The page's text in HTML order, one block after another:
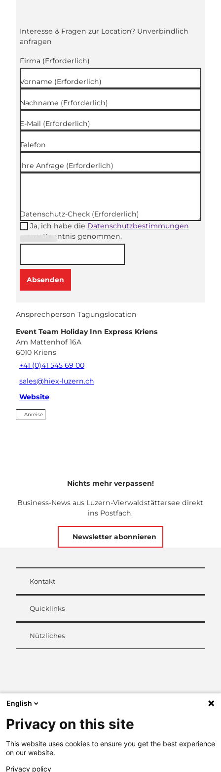
Interesse & Fragen zur Location? Unverbindlich
anfragen
Firma (Erforderlich)
Vorname (Erforderlich)
Nachname (Erforderlich)
E-Mail (Erforderlich)
Telefon
Ihre Anfrage (Erforderlich)
Datenschutz-Check (Erforderlich)
Ja, ich habe die Datenschutzbestimmungen
zur Kenntnis genommen.
Absenden
Ansprechperson Tagungslocation
Event Team Holiday Inn Express Kriens
Am Mattenhof 16A
6010 Kriens
+41 (0)41 545 69 00
sales@hiex-luzern.ch
Website
Anreise
Nichts mehr verpassen!
Business-News aus Luzern-Vierwaldstättersee direkt
ins Postfach.
Newsletter abonnieren
Kontakt
Quicklinks
Nützliches
d
I
English
Privacy on this site
This website uses cookies to ensure you get the best experience
on our website.
Privacy policy